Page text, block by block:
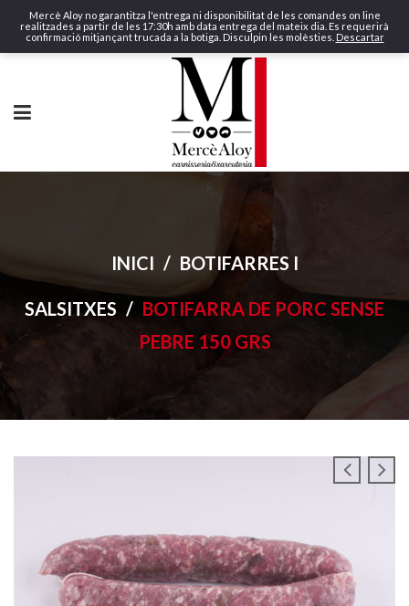
Mercè Aloy no garantitza l'entrega ni disponibilitat de les comandes on line
realitzades a partir de les 17:30h amb data entrega del mateix dia. Es requerirà
confirmació mitjançant trucada a la botiga. Disculpin les molèsties. Descartar
INICI / BOTIFARRES I
SALSITXES / BOTIFARRA DE PORC SENSE
PEBRE 150 GRS